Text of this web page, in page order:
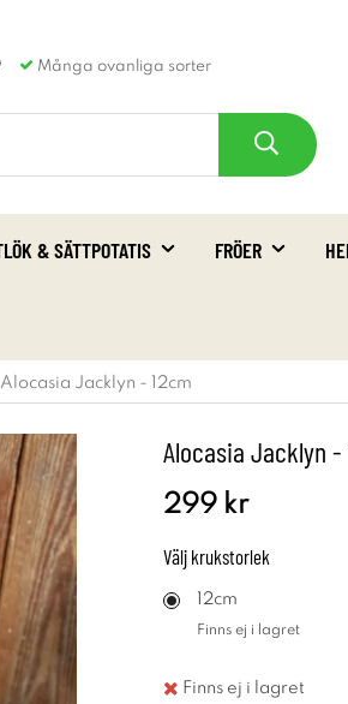
Många ovanliga sorter
& SÄTTPOTATIS FRÖER
Alocasia Jacklyn - 12cm
Alocasia Jacklyn -
299 kr
Välj krukstorlek
12cm
Finns ej i lagret
Finns ej i lagret